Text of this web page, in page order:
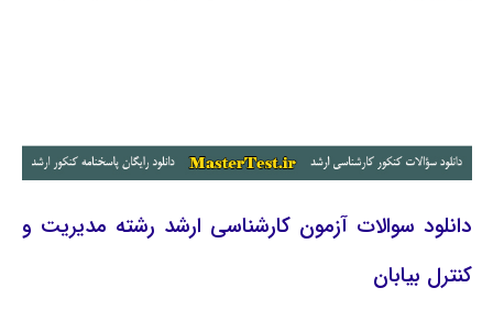
دانلود سوالات آزمون کارشناسی ارشد رشته مدیریت و
کنترل بیابان